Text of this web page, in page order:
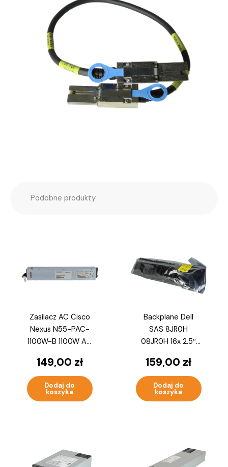
Podobne produkty
Zasilacz AC Cisco
Nexus N55-PAC-
1100W-B 1100W AC
149,00 zł
Dodaj do
koszyka
Backplane Dell
SAS 8JR0H
08JR0H 16x 2.5″
R720 R820 Nowy
159,00 zł
Dodaj do
koszyka